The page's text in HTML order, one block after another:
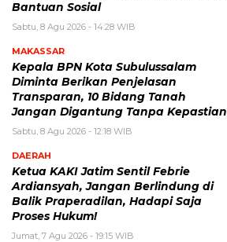
Bantuan Sosial
Sabtu, 8 Agu 2026 - 14:28 WIB
MAKASSAR
Kepala BPN Kota Subulussalam
Diminta Berikan Penjelasan
Transparan, 10 Bidang Tanah
Jangan Digantung Tanpa Kepastian
Sabtu, 8 Agu 2026 - 12:18 WIB
DAERAH
Ketua KAKI Jatim Sentil Febrie
Ardiansyah, Jangan Berlindung di
Balik Praperadilan, Hadapi Saja
Proses Hukum!
Jumat, 7 Agu 2026 - 19:15 WIB